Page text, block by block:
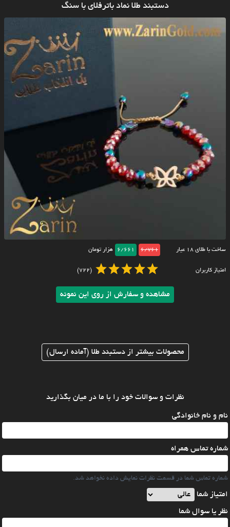
دستبند طلا نماد باترفلای با سنگ
ساخت با طلای ۱۸ عیار 6/761
6/661 هزار تومان
امتیاز کاربران (722)
مشاهده و سفارش از روی این نمونه
محصولات بیشتر از دستبند طلا (آماده ارسال)
نظرات و سوالات خود را با ما در میان بگذارید
نام و نام خانوادگی
شماره تماس همراه
شماره تماس شما در قسمت نظرات نمایش داده نخواهد شد.
امتیاز شما
نظر یا سوال شما